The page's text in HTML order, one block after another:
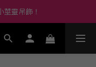
京來回機票
靈吊飾！
東京來回機票